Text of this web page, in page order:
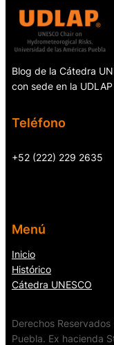
Blog de la Cátedra
con sede en la UDLAP
Teléfono
+52 (222) 229 2635
Menú
Inicio
Histórico
Cátedra UNESCO
Derechos
Puebla. Ex hacienda